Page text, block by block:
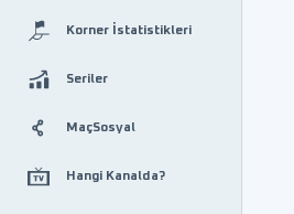
Korner İstatistikleri
Seriler
MaçSosyal
Hangi Kanalda?